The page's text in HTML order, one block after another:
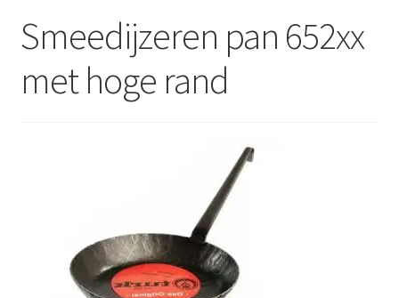
Smeedijzeren pan 652xx
met hoge rand